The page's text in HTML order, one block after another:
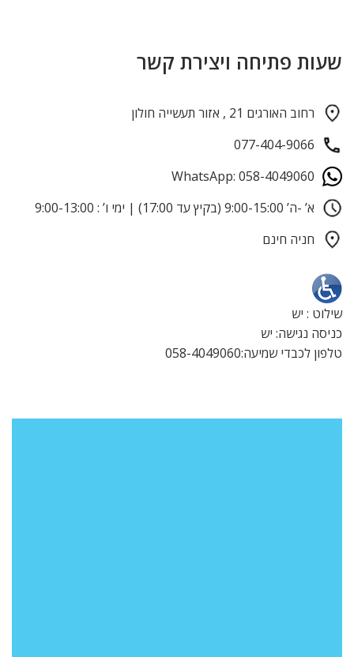
שעות פתיחה ויצירת קשר
רחוב האורגים 21 , אזור תעשייה חולון
077-404-9066
WhatsApp: 058-4049060
א’ -ה’ 9:00-15:00 (בקיץ עד 17:00) | ימי ו’ : 9:00-13:00
חניה חינם
שילוט : יש
כניסה נגישה: יש
טלפון לכבדי שמיעה:058-4049060